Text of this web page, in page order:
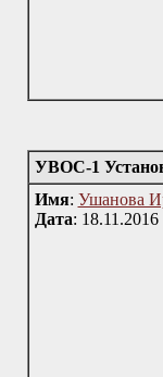
УВОС-1
Имя: Ушанова
Дата: 18.11.2016